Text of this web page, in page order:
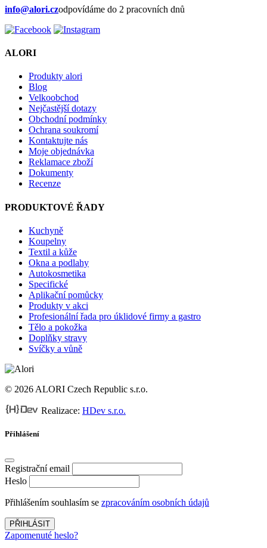
info@alori.czodpovídáme do 2 pracovních dnů
ALORI
Produkty alori
Blog
Velkoobchod
Nejčastější dotazy
Obchodní podmínky
Ochrana soukromí
Kontaktujte nás
Moje objednávka
Reklamace zboží
Dokumenty
Recenze
PRODUKTOVÉ ŘADY
Kuchyně
Koupelny
Textil a kůže
Okna a podlahy
Autokosmetika
Specifické
Aplikační pomůcky
Produkty v akci
Profesionální řada pro úklidové firmy a gastro
Tělo a pokožka
Doplňky stravy
Svíčky a vůně
© 2026 ALORI Czech Republic s.r.o.
Realizace: HDev s.r.o.
Přihlášení
Registrační email
Heslo
Přihlášením souhlasím se zpracováním osobních údajů
PŘIHLÁSIT
Zapomenuté heslo?